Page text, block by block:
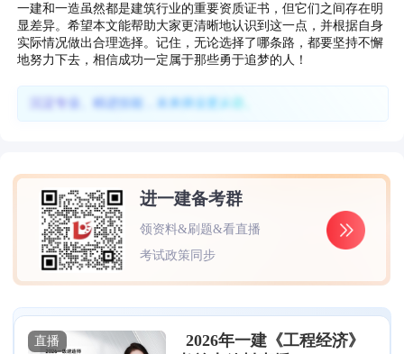
一建和一造虽然都是建筑行业的重要资质证书，但它们之间存在明
显差异。希望本文能帮助大家更清晰地认识到这一点，并根据自身
实际情况做出合理选择。记住，无论选择了哪条路，都要坚持不懈
地努力下去，相信成功一定属于那些勇于追梦的人！
沉淀专业、精进技能，未来择业更从容。
进一建备考群
领资料&刷题&看直播
考试政策同步
直播
2026年一建《工程经济》